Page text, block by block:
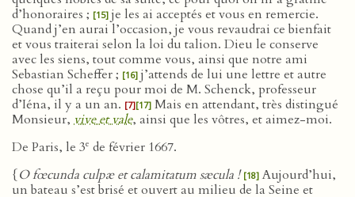
d’honoraires ; [15] je les ai acceptés et vous en remercie.
Quand j’en aurai l’occasion, je vous revaudrai ce bienfait
et vous traiterai selon la loi du talion. Dieu le conserve
avec les siens, tout comme vous, ainsi que notre ami
Sebastian Scheffer ; [16] j’attends de lui une lettre et autre
chose qu’il a reçu pour moi de M. Schenck, professeur
d’Iéna, il y a un an. [7][17] Mais en attendant, très distingué
Monsieur, vive et vale, ainsi que les vôtres, et aimez-moi.
De Paris, le 3e de février 1667.
{O fœcunda culpæ et calamitatum sæcula ! [18] Aujourd’hui,
un bateau s’est brisé et ouvert au milieu de la Seine et